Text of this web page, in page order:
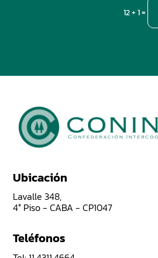
12 + 1=
Ubicación
Lavalle 348,
4° Piso - CABA - CP1047
Teléfonos